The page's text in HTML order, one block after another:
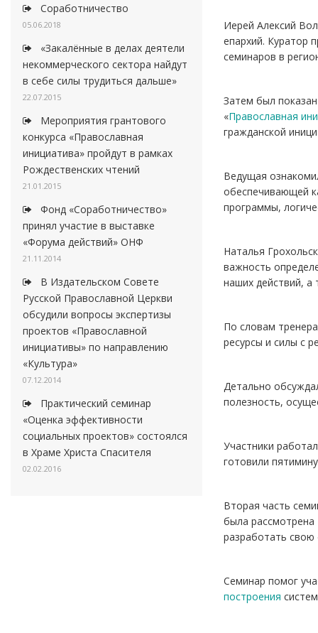
Соработничество
05.06.2018
«Закалённые в делах деятели
некоммерческого сектора найдут
в себе силы трудиться дальше»
22.07.2015
Мероприятия грантового
конкурса «Православная
инициатива» пройдут в рамках
Рождественских чтений
21.01.2015
Фонд «Соработничество»
принял участие в выставке
«Форума действий» ОНФ
21.11.2014
В Издательском Совете
Русской Православной Церкви
обсудили вопросы экспертизы
проектов «Православной
инициативы» по направлению
«Культура»
07.12.2014
Практический семинар
«Оценка эффективности
социальных проектов» состоялся
в Храме Христа Спасителя
02.02.2016
Иерей Алексий
епархий. Куратор
семинаров в
Затем был
«Православная
гражданской
Ведущая
обеспечивающей
программы,
Наталья
важность
наших действий, а
По словам
ресурсы и силы с
Детально
полезность,
Участники
готовили
Вторая часть
была рассмотрена
разработать
Семинар помог
построения